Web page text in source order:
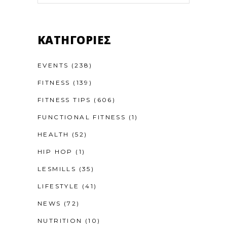
KΑΤΗΓΟΡΊΕΣ
EVENTS (238)
FITNESS (139)
FITNESS TIPS (606)
FUNCTIONAL FITNESS (1)
HEALTH (52)
HIP HOP (1)
LESMILLS (35)
LIFESTYLE (41)
NEWS (72)
NUTRITION (10)